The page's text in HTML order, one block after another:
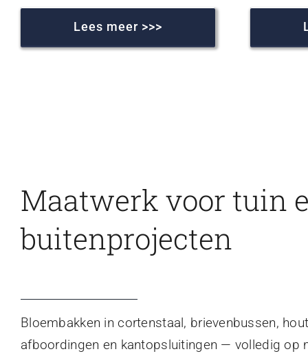
Lees meer >>>
Maatwerk voor tuin
buitenprojecten
Bloembakken in cortenstaal, brievenbussen,
afboordingen en kantopsluitingen — volledig op